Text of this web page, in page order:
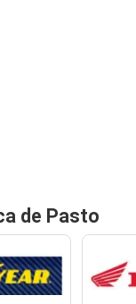
de Pasto